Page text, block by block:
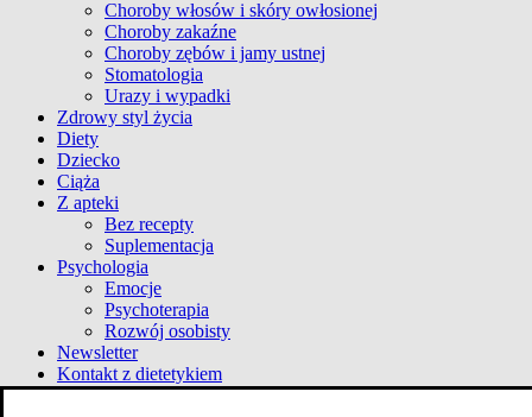
Choroby włosów i skóry owłosionej
Choroby zakaźne
Choroby zębów i jamy ustnej
Stomatologia
Urazy i wypadki
Zdrowy styl życia
Diety
Dziecko
Ciąża
Z apteki
Bez recepty
Suplementacja
Psychologia
Emocje
Psychoterapia
Rozwój osobisty
Newsletter
Kontakt z dietetykiem